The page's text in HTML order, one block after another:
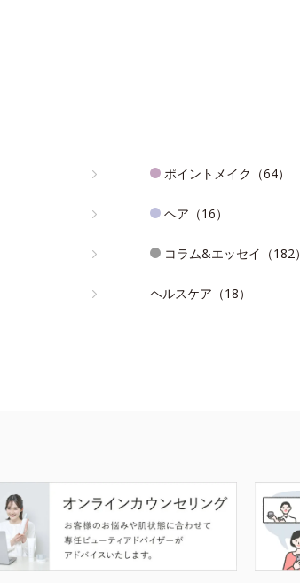
ポイントメイク（64）
ヘア（16）
コラム&エッセイ（182）
ヘルスケア（18）